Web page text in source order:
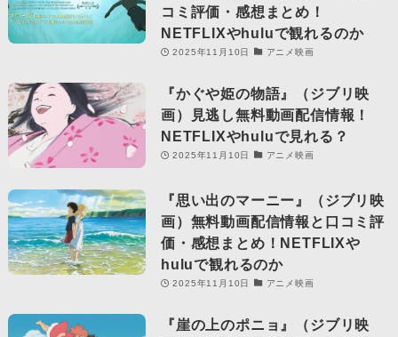
コミ評価・感想まとめ！
NETFLIXやhuluで観れるのか
2025年11月10日 アニメ映画
『かぐや姫の物語』（ジブリ映
画）見逃し無料動画配信情報！
NETFLIXやhuluで見れる？
2025年11月10日 アニメ映画
『思い出のマーニー』（ジブリ映
画）無料動画配信情報と口コミ評
価・感想まとめ！NETFLIXや
huluで観れるのか
2025年11月10日 アニメ映画
『崖の上のポニョ』（ジブリ映